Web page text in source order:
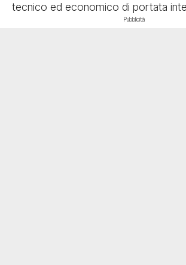
tecnico ed economico di portata
Pubblicità